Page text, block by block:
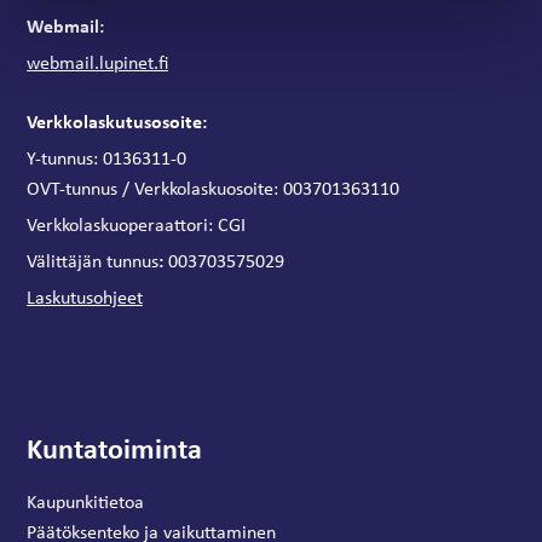
Webmail:
webmail.lupinet.fi
Verkkolaskutusosoite:
Y-tunnus: 0136311-0
OVT-tunnus / Verkkolaskuosoite: 003701363110
Verkkolaskuoperaattori: CGI
Välittäjän tunnus:003703575029
Laskutusohjeet
Kuntatoiminta
Kaupunkitietoa
Päätöksenteko ja vaikuttaminen